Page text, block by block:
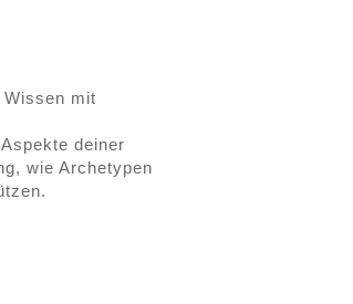
mit
deiner
wie Archetypen